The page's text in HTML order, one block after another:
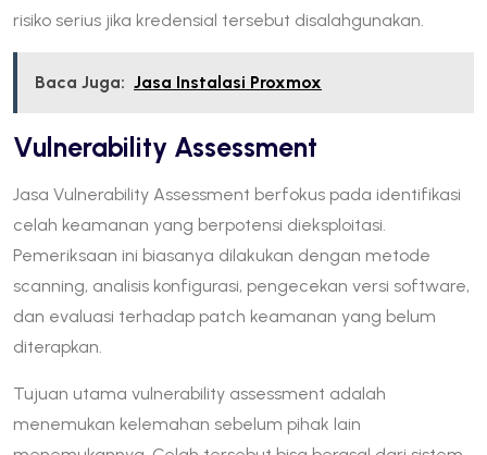
risiko serius jika kredensial tersebut disalahgunakan.
Baca Juga: Jasa Instalasi Proxmox
Vulnerability Assessment
Jasa Vulnerability Assessment berfokus pada identifikasi
celah keamanan yang berpotensi dieksploitasi.
Pemeriksaan ini biasanya dilakukan dengan metode
scanning, analisis konfigurasi, pengecekan versi software,
dan evaluasi terhadap patch keamanan yang belum
diterapkan.
Tujuan utama vulnerability assessment adalah
menemukan kelemahan sebelum pihak lain